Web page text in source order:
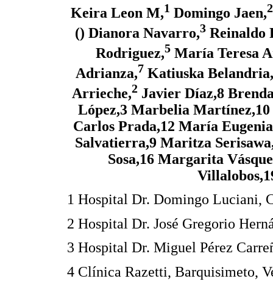
Keira Leon M,1 Domingo Jaen,2
() Dianora Navarro,3Reinaldo
Rodriguez,5 María Teresa
Adrianza,7 Katiuska
Arrieche,2 Javier Díaz,8
López,3 Marbelia Martínez,10
Carlos Prada,12 María
Salvatierra,9 Maritza
Sosa,16 Margarita
1 Hospital Dr. Domingo Luciani,
2 Hospital Dr. José Gregorio
3 Hospital Dr. Miguel Pérez
4 Clínica Razetti, Barquisimeto,